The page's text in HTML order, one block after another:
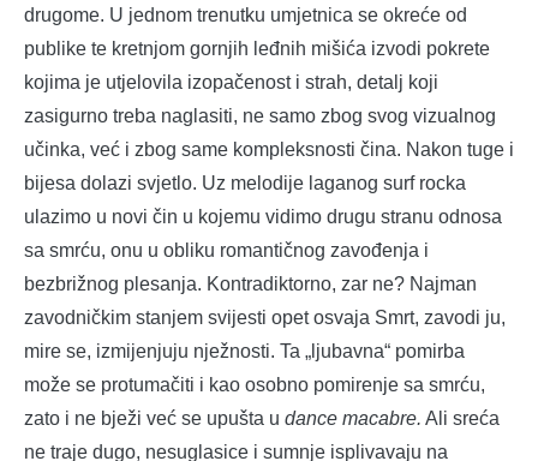
drugome. U jednom trenutku umjetnica se okreće od
publike te kretnjom gornjih leđnih mišića izvodi pokrete
kojima je utjelovila izopačenost i strah, detalj koji
zasigurno treba naglasiti, ne samo zbog svog vizualnog
učinka, već i zbog same kompleksnosti čina. Nakon tuge i
bijesa dolazi svjetlo. Uz melodije laganog surf rocka
ulazimo u novi čin u kojemu vidimo drugu stranu odnosa
sa smrću, onu u obliku romantičnog zavođenja i
bezbrižnog plesanja. Kontradiktorno, zar ne? Najman
zavodničkim stanjem svijesti opet osvaja Smrt, zavodi ju,
mire se, izmijenjuju nježnosti. Ta „ljubavna“ pomirba
može se protumačiti i kao osobno pomirenje sa smrću,
zato i ne bježi već se upušta u dance macabre. Ali sreća
ne traje dugo, nesuglasice i sumnje isplivavaju na